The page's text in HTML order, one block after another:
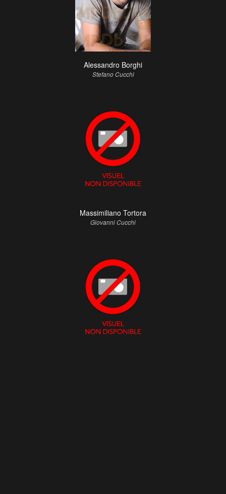
Alessandro Borghi
Stefano Cucchi
Massimiliano Tortora
Giovanni Cucchi